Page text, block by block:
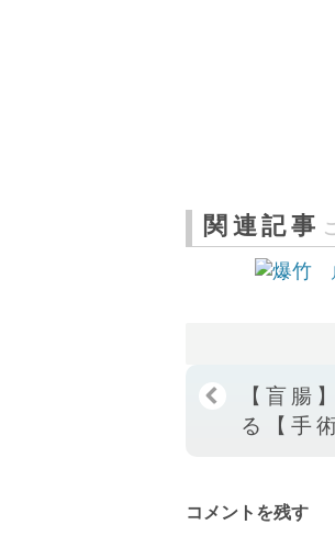
関連記事
【盲腸
る【手
コメントを残す